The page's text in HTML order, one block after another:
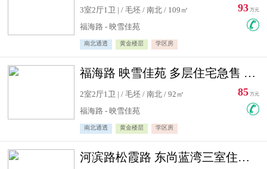
3室2厅1卫 | / 毛坯 / 南北 / 109㎡
福海路 - 映雪佳苑
南北通透 黄金楼层 学区房
93 万元
福海路 映雪佳苑 多层住宅急售 可公积金贷款
2室2厅1卫 | / 毛坯 / 南北 / 92㎡
福海路 - 映雪佳苑
南北通透 黄金楼层 学区房
85 万元
河滨路松霞路 东尚蓝湾三室住宅急售